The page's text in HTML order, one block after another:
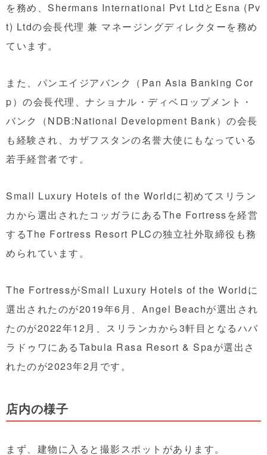
を務め、Shermans International Pvt LtdとEsna (Pv
t) Ltdの会長代理 兼 マネージングディレクターを務め
ています。
また、パンエイジアバンク（Pan Asia Banking Cor
p）の会長代理、ナショナル・ディベロップメント・
バンク（NDB:National Development Bank）の会長
も経験され、カザフスタンの名誉大使にもなっている
若手経営者です。
Small Luxury Hotels of the Worldに初めてスリラン
カから選出されたコッガラにあるThe Fortressを経営
するThe Fortress Resort PLCの独立社外取締役も務
められています。
The FortressがSmall Luxury Hotels of the Worldに
選出されたのが2019年6月、Angel Beachが選出され
たのが2022年12月、スリランカから3軒目となるハバ
ラドゥワにあるTabula Rasa Resort & Spaが選出さ
れたのが2023年2月です。
店内の様子
まず、建物に入ると撮影スポットがあります。